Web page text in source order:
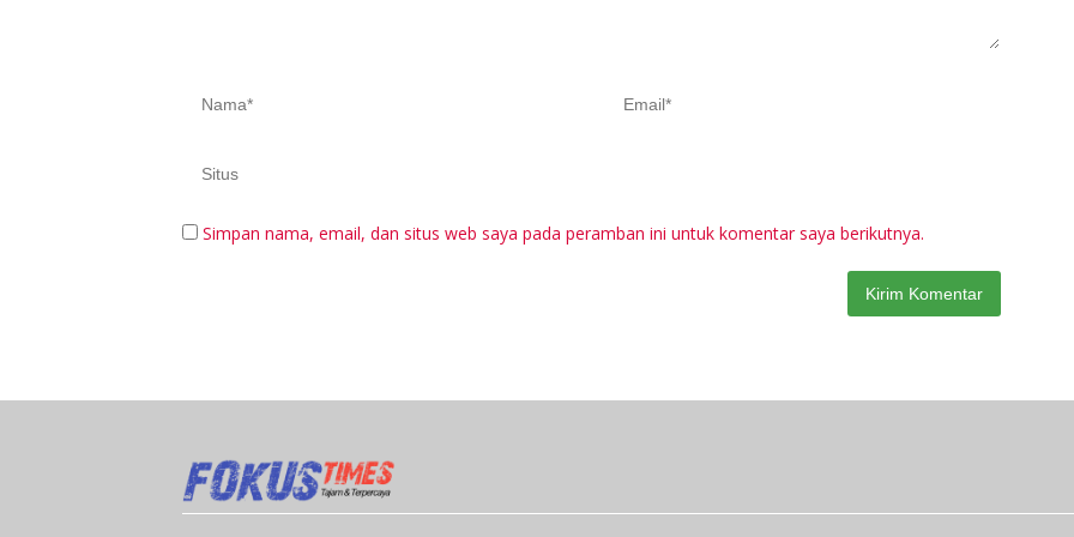
Simpan nama, email, dan situs web saya pada peramban ini untuk komentar saya berikutnya.